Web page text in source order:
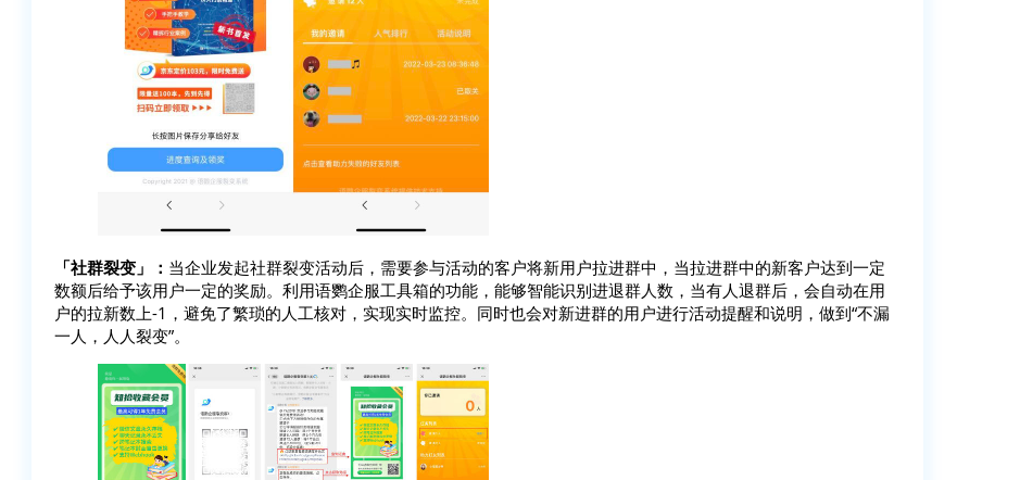
「社群裂变」： 当企业发起社群裂变活动后，需要参与活动的客户将新用户拉进群中，当拉进群中的新客户达到一定
数额后给予该用户一定的奖励。利用语鹦企服工具箱的功能，能够智能识别进退群人数，当有人退群后，会自动在用
户的拉新数上-1，避免了繁琐的人工核对，实现实时监控。同时也会对新进群的用户进行活动提醒和说明，做到“不漏
一人，人人裂变”。